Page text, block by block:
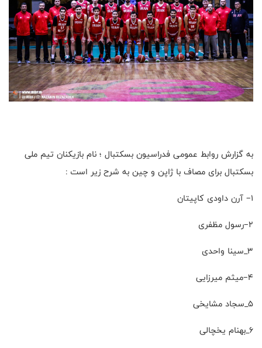
به گزارش روابط عمومی فدراسیون بسکتبال ؛ نام بازیکنان تیم ملی
بسکتبال برای مصاف با ژاپن و چین به شرح زیر است :
۱– آرن داودی کاپیتان
۲–رسول مظفری
۳_سینا واحدی
۴–میثم میرزایی
۵_سجاد مشایخی
۶_بهنام یخچالی